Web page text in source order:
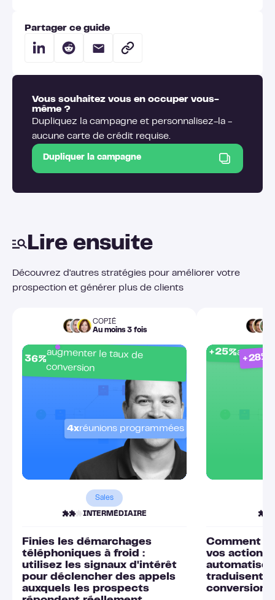
Partager ce guide
Vous souhaitez vous en occuper vous-
même ?
Dupliquez la campagne et personnalisez-la -
aucune carte de crédit requise.
Dupliquer la campagne
Lire ensuite
Découvrez d'autres stratégies pour améliorer votre
prospection et générer plus de clients
COPIÉ
Au moins 3 fois
4xréunions programmées
36%augmenter le taux de
conversion
Sales
INTERMÉDIAIRE
Finies les démarchages
téléphoniques à froid :
utilisez les signaux d'intérêt
pour déclencher des appels
auxquels les prospects
+25%
+28%
Comment
vos actions
traduisent
conversions